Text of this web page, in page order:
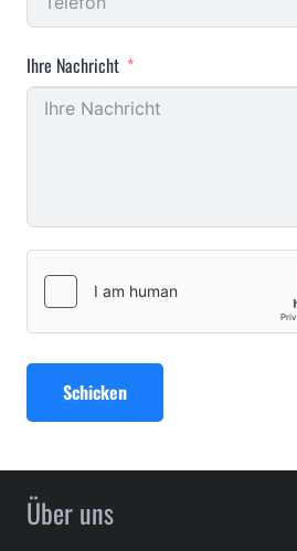
Ihre Nachricht
Schicken
Über uns